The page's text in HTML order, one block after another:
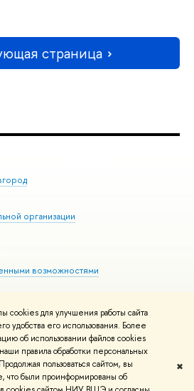
cookies для улучшения работы сайта
его использования. Более
об использовании файлов cookies
правила обработки персональных
пользоваться сайтом, вы
что были проинформированы об
✖
страница
организации
возможностями